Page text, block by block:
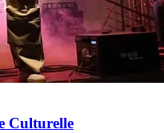
Culturelle